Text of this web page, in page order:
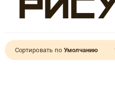
О нас
Сортировать по Умолчанию